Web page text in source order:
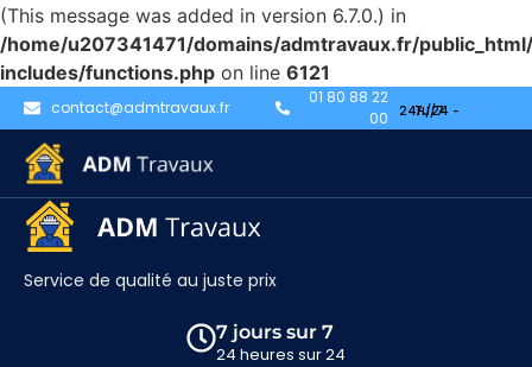
(This message was added in version 6.7.0.) in
/home/u207341471/domains/admtravaux.fr/
includes/functions.php on line 6121
contact@admtravaux.fr
01 80 88 22
00
test
Service de qualité au juste prix
7 jours sur 7
24 heures sur 24